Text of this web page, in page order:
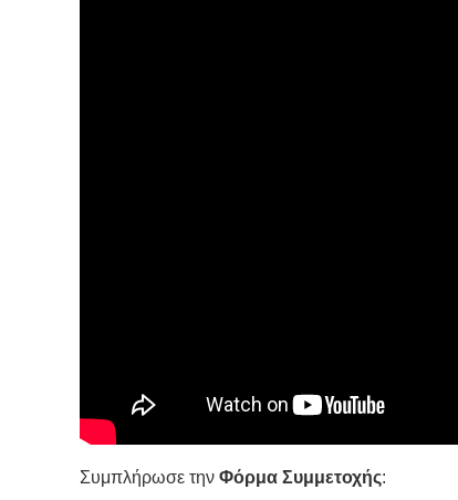
Συμπλήρωσε την Φόρμα Συμμετοχής: